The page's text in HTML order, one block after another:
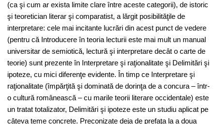
(ca şi cum ar exista limite clare între aceste categorii), de istoric
şi teoretician literar şi comparatist, a lărgit posibilităţile de
interpretare: cele mai incitante lucrări din acest punct de vedere
(pentru că Introducere în teoria lecturii este mai mult un manual
universitar de semiotică, lectură şi interpretare decât o carte de
teorie) sunt prezente în Interpretare şi raţionalitate şi Delimitări şi
ipoteze, cu mici diferenţe evidente. În timp ce Interpretare şi
raţionalitate (împărţită şi dominată de dorinţa de a concura – într-
o cultură românească – cu marile teorii literare occidentale) este
un tratat totalizator, Delimitări şi ipoteze este un studiu aplicat pe
câteva teme concrete. Preconizate deja de prefaţa la a doua